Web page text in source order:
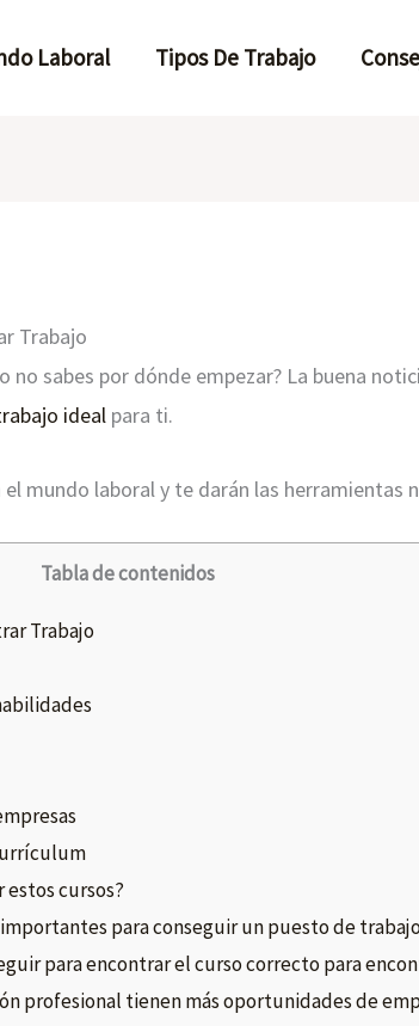
Laboral Tipos De Trabajo
Trabajo
no sabes por dónde empezar? La buena
ideal para ti.
mundo laboral y te darán las herramientas
Tabla de contenidos
Trabajo
cursos?
para conseguir un puesto de
para encontrar el curso correcto para
profesional tienen más oportunidades de